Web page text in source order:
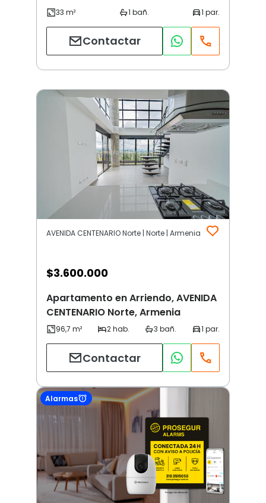
Contactar
AVENIDA CENTENARIO Norte | Norte | Armenia
$3.600.000
Apartamento en Arriendo, AVENIDA
CENTENARIO Norte, Armenia
Contactar
Alarmas